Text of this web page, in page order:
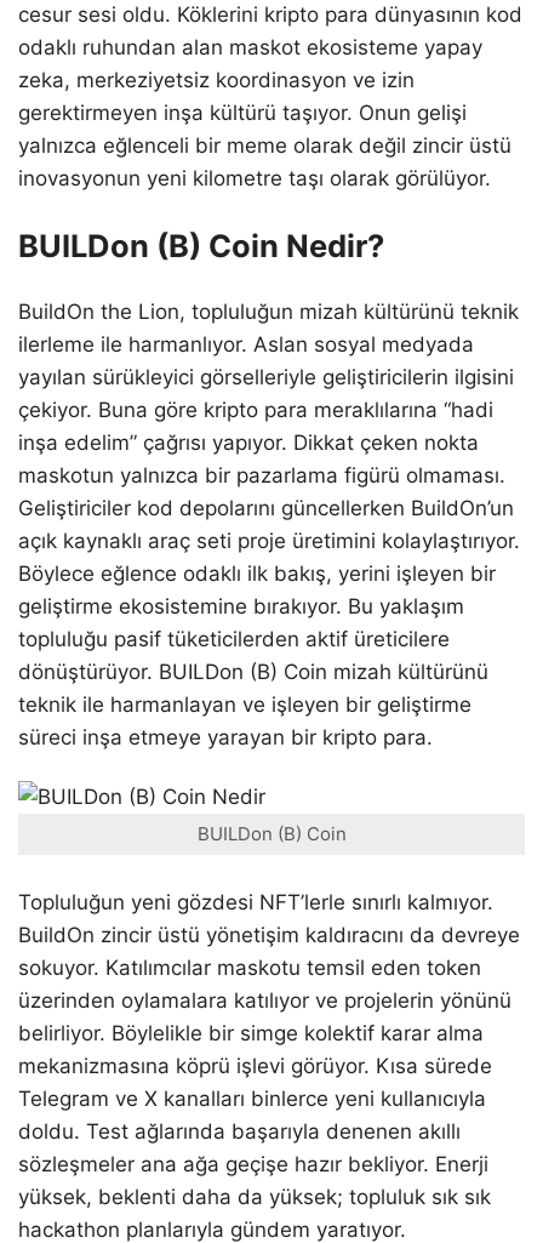
cesur sesi oldu. Köklerini kripto para dünyasının kod
odaklı ruhundan alan maskot ekosisteme yapay
zeka, merkeziyetsiz koordinasyon ve izin
gerektirmeyen inşa kültürü taşıyor. Onun gelişi
yalnızca eğlenceli bir meme olarak değil zincir üstü
inovasyonun yeni kilometre taşı olarak görülüyor.
BUILDon (B) Coin Nedir?
BuildOn the Lion, topluluğun mizah kültürünü teknik
ilerleme ile harmanlıyor. Aslan sosyal medyada
yayılan sürükleyici görselleriyle geliştiricilerin ilgisini
çekiyor. Buna göre kripto para meraklılarına “hadi
inşa edelim” çağrısı yapıyor. Dikkat çeken nokta
maskotun yalnızca bir pazarlama figürü olmaması.
Geliştiriciler kod depolarını güncellerken BuildOn’un
açık kaynaklı araç seti proje üretimini kolaylaştırıyor.
Böylece eğlence odaklı ilk bakış, yerini işleyen bir
geliştirme ekosistemine bırakıyor. Bu yaklaşım
topluluğu pasif tüketicilerden aktif üreticilere
dönüştürüyor. BUILDon (B) Coin mizah kültürünü
teknik ile harmanlayan ve işleyen bir geliştirme
süreci inşa etmeye yarayan bir kripto para.
BUILDon (B) Coin
Topluluğun yeni gözdesi NFT’lerle sınırlı kalmıyor.
BuildOn zincir üstü yönetişim kaldıracını da devreye
sokuyor. Katılımcılar maskotu temsil eden token
üzerinden oylamalara katılıyor ve projelerin yönünü
belirliyor. Böylelikle bir simge kolektif karar alma
mekanizmasına köprü işlevi görüyor. Kısa sürede
Telegram ve X kanalları binlerce yeni kullanıcıyla
doldu. Test ağlarında başarıyla denenen akıllı
sözleşmeler ana ağa geçişe hazır bekliyor. Enerji
yüksek, beklenti daha da yüksek; topluluk sık sık
hackathon planlarıyla gündem yaratıyor.